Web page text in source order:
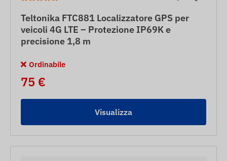
Teltonika FTC881 Localizzatore GPS per
veicoli 4G LTE – Protezione IP69K e
precisione 1,8 m
Ordinabile
75 €
Visualizza